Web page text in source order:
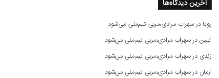
آخرین دیدگاه‌ها
رویا درسهراب مرادی،مربی تیم‌ملی می‌شود
آبتیندرسهراب مرادی،مربی تیم‌ملی می‌شود
زندی درسهراب مرادی،مربی تیم‌ملی می‌شود
آرمان درسهراب مرادی،مربی تیم‌ملی می‌شود